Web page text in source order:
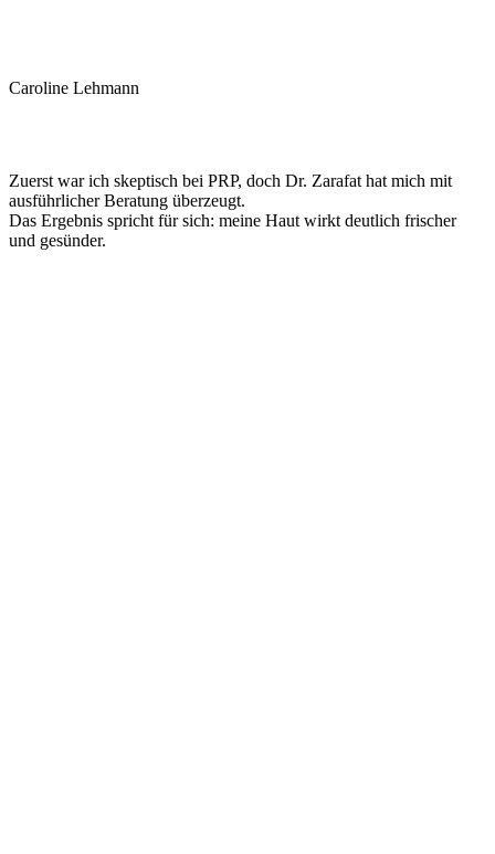
Caroline Lehmann
Zuerst war ich skeptisch bei PRP, doch Dr. Zarafat hat mich mit
ausführlicher Beratung überzeugt.
Das Ergebnis spricht für sich: meine Haut wirkt deutlich frischer
und gesünder.